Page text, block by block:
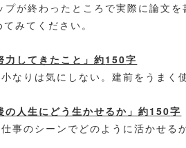
プが終わったところで実際に論文
みてください。
力してきたこと」約150字
小なりは気にしない。建前をうまく
の人生にどう生かせるか」約150字
事のシーンでどのように活かせる